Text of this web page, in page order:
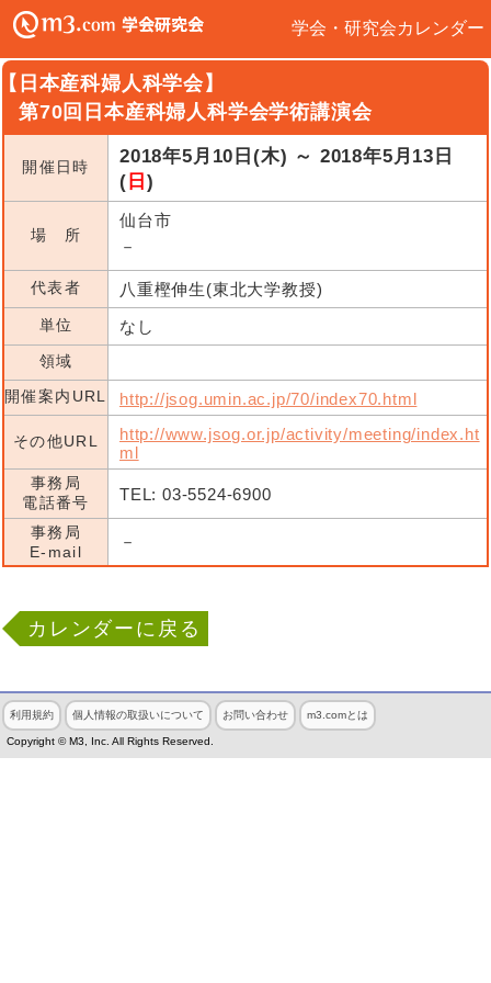
学会・研究会カレンダー
日本産科婦人科学会】
第70回日本産科婦人科学会学術講演会
開催日時
2018年5月10日(木) ～ 2018年5月13日
( 日 )
場 所
仙台市
－
代表者 八重樫伸生(東北大学教授)
単位 なし
領域
開催案内URL
http://jsog.umin.ac.jp/70/index70.html
その他URL
http://www.jsog.or.jp/activity/meeting/index.ht
ml
事務局
電話番号
TEL: 03-5524-6900
事務局
E-mail
－
カレンダーに戻る
利用規約 個人情報の取扱いについて お問い合わせ m3.comとは
Copyright © M3, Inc. All Rights Reserved.